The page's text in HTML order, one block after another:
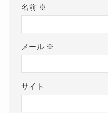
名前 ※
メール ※
サイト